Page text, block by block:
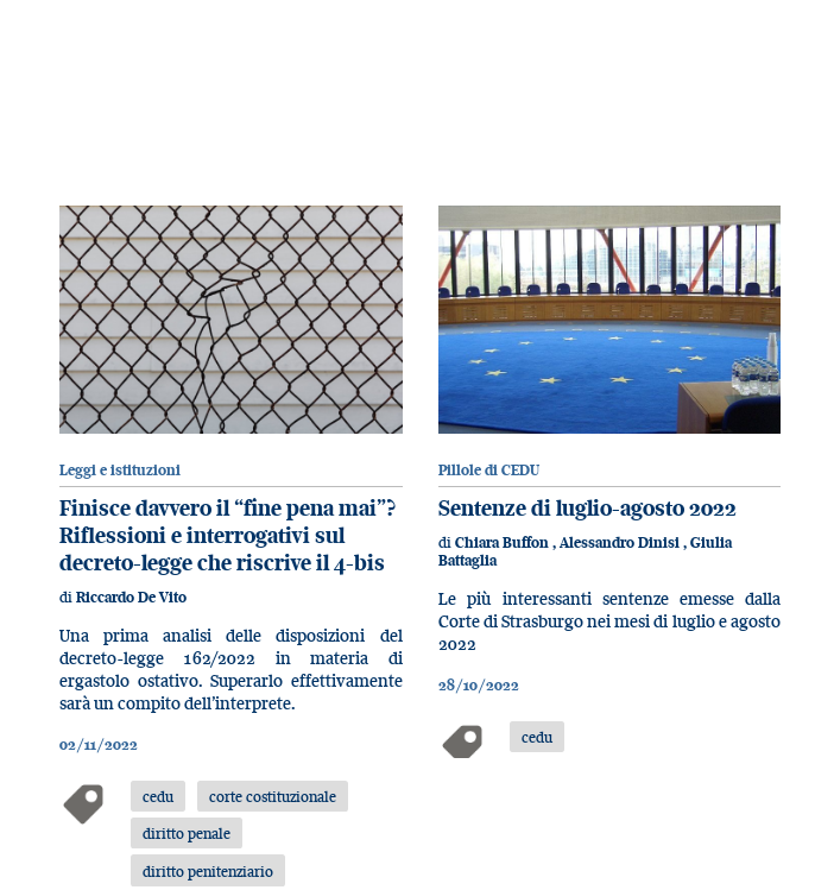
Leggi e istituzioni
Finisce davvero il “fine pena mai”?
Riflessioni e interrogativi sul
decreto-legge che riscrive il 4-bis
di Riccardo De Vito
Una prima analisi delle disposizioni del
decreto-legge 162/2022 in materia di
ergastolo ostativo. Superarlo effettivamente
sarà un compito dell’interprete.
02/11/2022
cedu
corte costituzionale
diritto penale
diritto penitenziario
Pillole di CEDU
Sentenze di luglio-agosto 2022
di Chiara Buffon , Alessandro Dinisi , Giulia
Battaglia
Le più interessanti sentenze emesse dalla
Corte di Strasburgo nei mesi di luglio e agosto
2022
28/10/2022
cedu